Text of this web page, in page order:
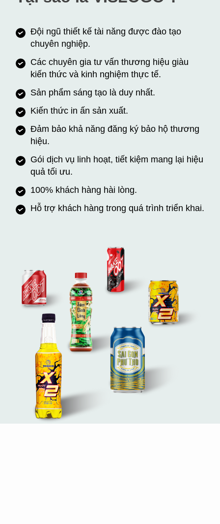
Đội ngũ thiết kế tài năng được đào tạo
chuyên nghiệp.
Các chuyên gia tư vấn thương hiệu giàu
kiến thức và kinh nghiệm thực tế.
Sản phẩm sáng tạo là duy nhất.
Kiến thức in ấn sản xuất.
Đảm bảo khả năng đăng ký bảo hộ thương
hiệu.
Gói dịch vụ linh hoạt, tiết kiệm mang lại hiệu
quả tối ưu.
100% khách hàng hài lòng.
Hỗ trợ khách hàng trong quá trình triển khai.